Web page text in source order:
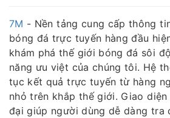
7M - Nền tảng cung cấp thông
bóng đá trực tuyến hàng đầu
khám phá thế giới bóng đá sôi
năng ưu việt của chúng tôi. Hệ
tục kết quả trực tuyến từ hàng
nhỏ trên khắp thế giới. Giao
đại giúp người dùng dễ dàng tra